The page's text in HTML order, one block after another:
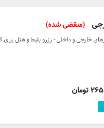
(منقضی شده)
خارجی و داخلی - رزرو بلیط و هتل برای